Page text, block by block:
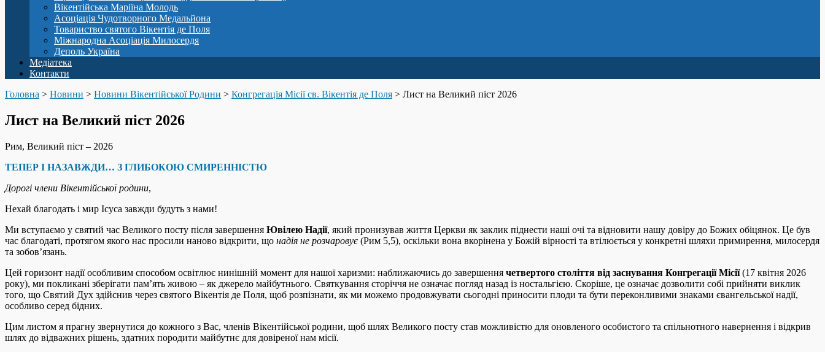
Вікентійська Маріїна Молодь
Асоціація Чудотворного Медальйона
Товариство святого Вікентія де Поля
Міжнародна Асоціація Милосердя
Деполь Україна
Медіатека
Контакти
Головна > Новини > Новини Вікентійської Родини > Конгрегація Місії св. Вікентія де Поля > Лист на Великий піст 2026
Лист на Великий піст 2026
Рим, Великий піст – 2026
ТЕПЕР І НАЗАВЖДИ… З ГЛИБОКОЮ СМИРЕННІСТЮ
Дорогі члени Вікентійської родини,
Нехай благодать і мир Ісуса завжди будуть з нами!
Ми вступаємо у святий час Великого посту після завершення Ювілею Надії, який пронизував життя Церкви як заклик піднести наші очі та відновити нашу довіру до Божих обіцянок. Це був
час благодаті, протягом якого нас просили наново відкрити, що надія не розчаровує (Рим 5,5), оскільки вона вкорінена у Божій вірності та втілюється у конкретні шляхи примирення, милосердя
та зобов’язань.
Цей горизонт надії особливим способом освітлює нинішній момент для нашої харизми: наближаючись до завершення четвертого століття від заснування Конгрегації Місії(17 квітня 2026
року), ми покликані зберігати пам’ять живою – як джерело майбутнього. Святкування сторіччя не означає погляд назад із ностальгією. Скоріше, це означає дозволити собі прийняти виклик
того, що Святий Дух здійснив через святого Вікентія де Поля, щоб розпізнати, як ми можемо продовжувати сьогодні приносити плоди та бути переконливими знаками євангельської надії,
особливо серед бідних.
Цим листом я прагну звернутися до кожного з Вас, членів Вікентійської родини, щоб шлях Великого посту став можливістю для оновленого особистого та спільнотного навернення і відкрив
шлях до відважних рішень, здатних породити майбутнє для довіреної нам місії.